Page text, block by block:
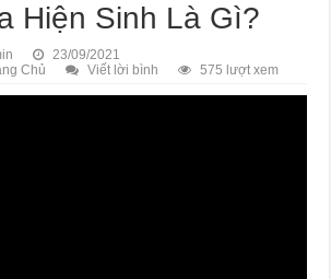
Hiện Sinh Là Gì?
23/09/2021
Chủ Viết lời bình 575 lượt xem